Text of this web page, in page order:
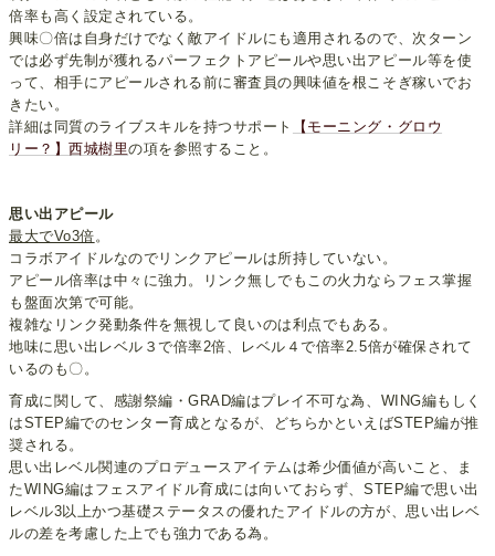
倍率も高く設定されている。
興味〇倍は自身だけでなく敵アイドルにも適用されるので、次ターン
では必ず先制が獲れるパーフェクトアピールや思い出アピール等を使
って、相手にアピールされる前に審査員の興味値を根こそぎ稼いでお
きたい。
詳細は同質のライブスキルを持つサポート
【モーニング・グロウ
リー？】西城樹里の項を参照すること。
思い出アピール
最大でVo3倍 。
コラボアイドルなのでリンクアピールは所持していない。
アピール倍率は中々に強力。リンク無しでもこの火力ならフェス掌握
も盤面次第で可能。
複雑なリンク発動条件を無視して良いのは利点でもある。
地味に思い出レベル３で倍率2倍、レベル４で倍率2.5倍が確保されて
いるのも〇。
育成に関して、感謝祭編・GRAD編はプレイ不可な為、WING編もしく
はSTEP編でのセンター育成となるが、どちらかといえばSTEP編が推
奨される。
思い出レベル関連のプロデュースアイテムは希少価値が高いこと、ま
たWING編はフェスアイドル育成には向いておらず、STEP編で思い出
レベル3以上かつ基礎ステータスの優れたアイドルの方が、思い出レベ
ルの差を考慮した上でも強力である為。